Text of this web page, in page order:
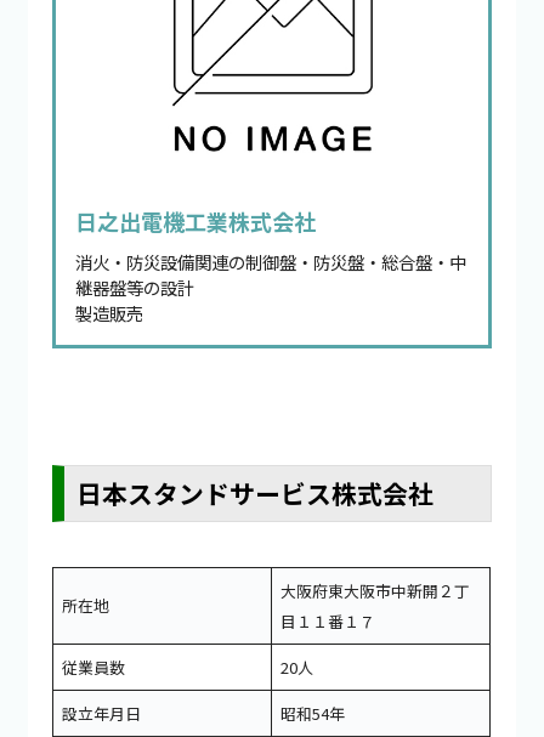
日之出電機工業株式会社
消火・防災設備関連の制御盤・防災盤・総合盤・中
継器盤等の設計
製造販売
日本スタンドサービス株式会社
所在地
大阪府東大阪市中新開２丁
目１１番１７
従業員数
20人
設立年月日
昭和54年